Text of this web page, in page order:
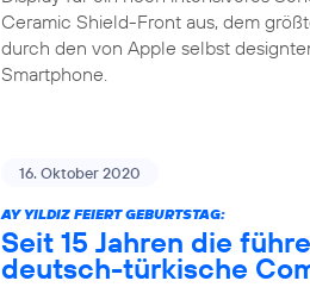
Ceramic Shield-Front aus, dem
durch den von Apple selbst
Smartphone.
16. Oktober 2020
AY YILDIZ FEIERT GEBURTSTAG:
Seit 15 Jahren die
deutsch-türkische